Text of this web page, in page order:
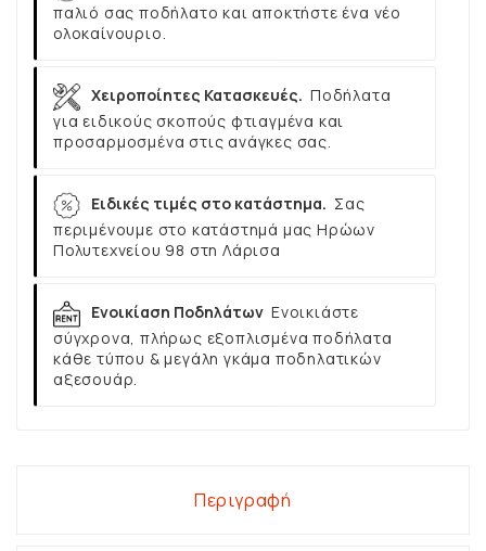
παλιό σας ποδήλατο και αποκτήστε ένα νέο
ολοκαίνουριο.
Χειροποίητες Κατασκευές. Ποδήλατα
για ειδικούς σκοπούς φτιαγμένα και
προσαρμοσμένα στις ανάγκες σας.
Ειδικές τιμές στο κατάστημα. Σας
περιμένουμε στο κατάστημά μας Ηρώων
Πολυτεχνείου 98 στη Λάρισα
Ενοικίαση Ποδηλάτων Ενοικιάστε
σύγχρονα, πλήρως εξοπλισμένα ποδήλατα
κάθε τύπου & μεγάλη γκάμα ποδηλατικών
αξεσουάρ.
Περιγραφή